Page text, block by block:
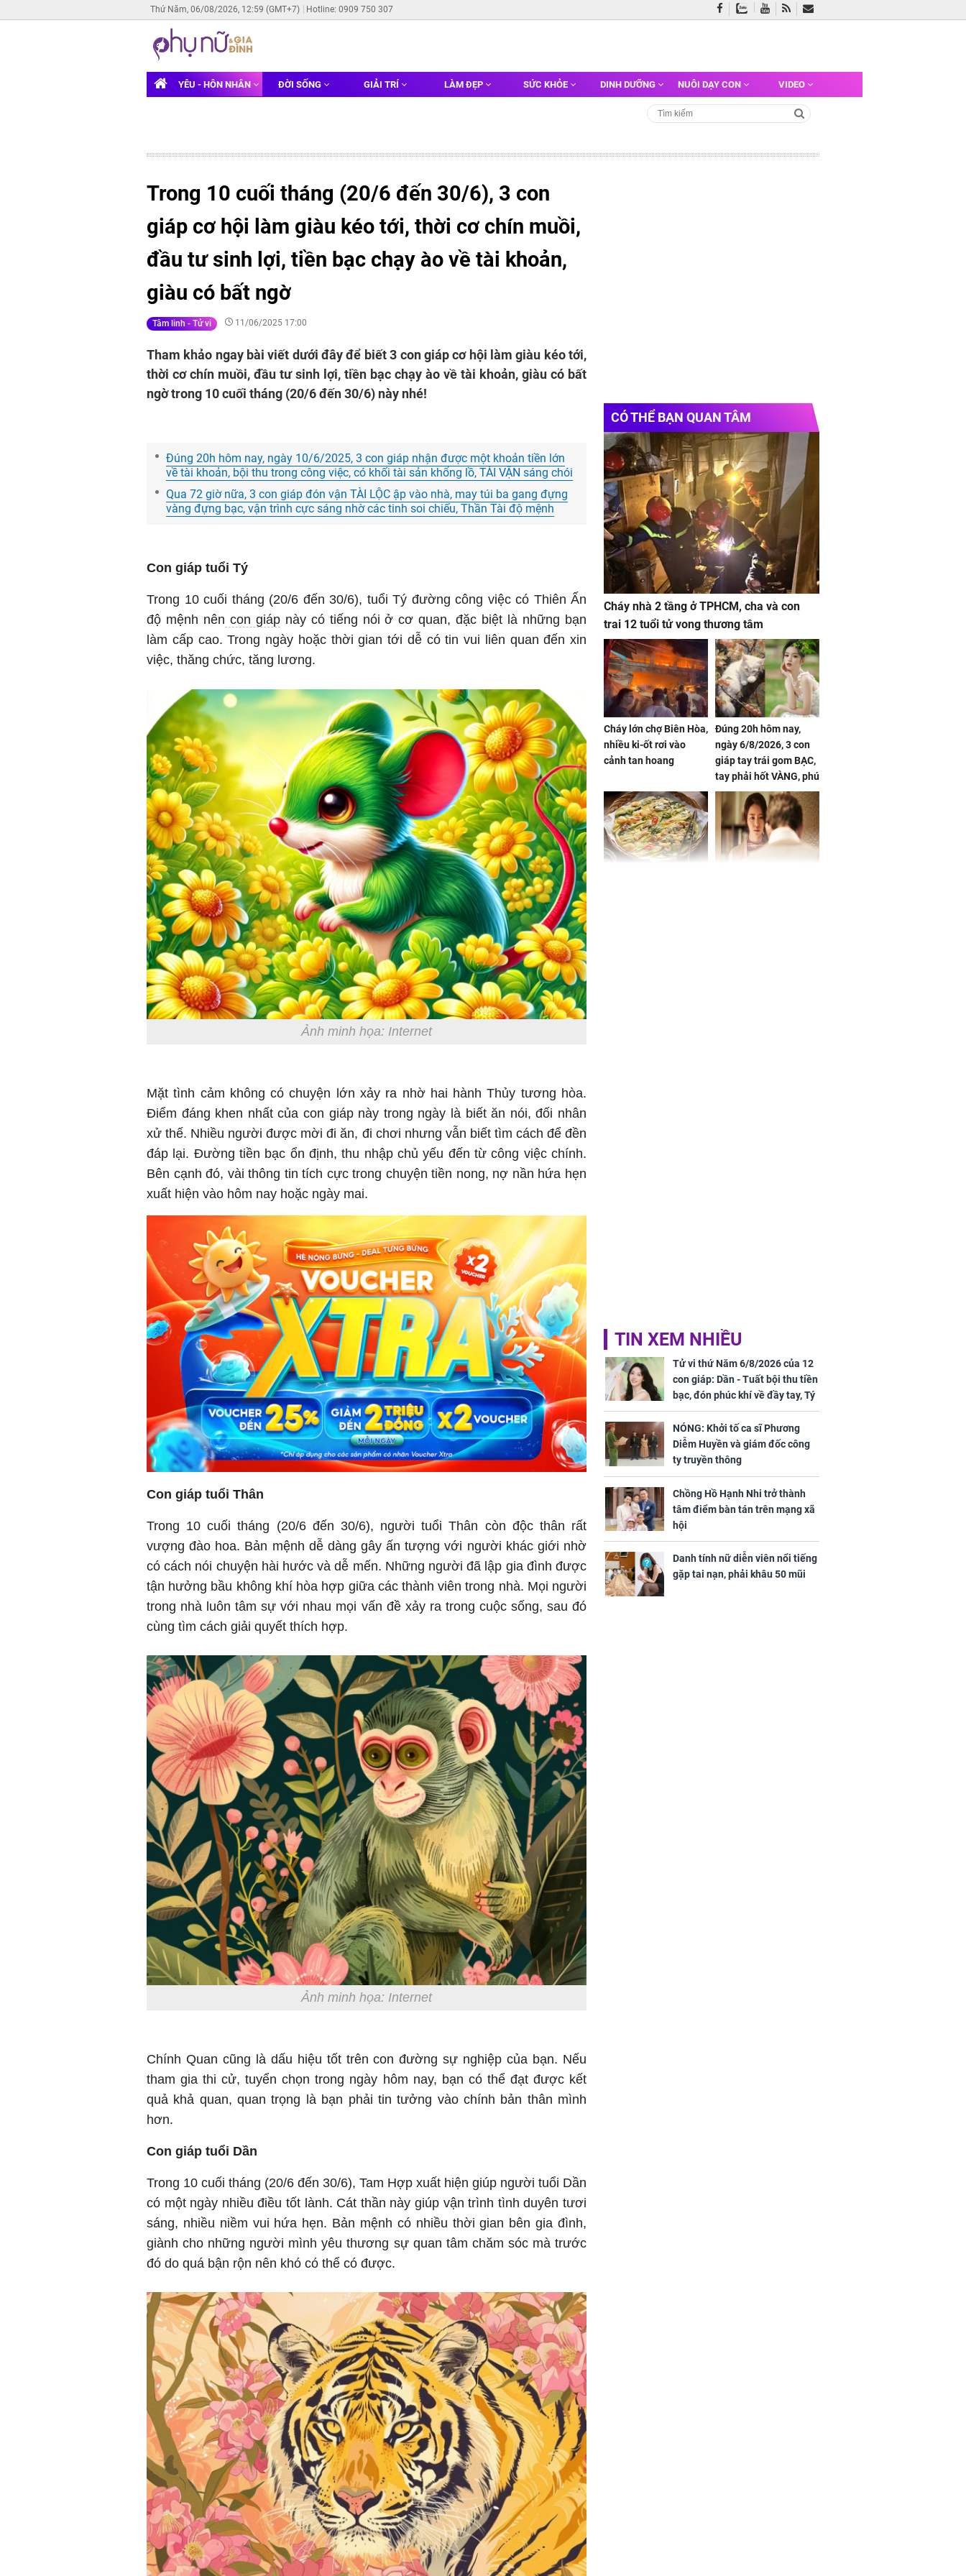
Thứ Năm, 06/08/2026, 12:59 (GMT+7) Hotline: 0909 750 307
YÊU - HÔN NHÂN ĐỜI SỐNG GIẢI TRÍ LÀM ĐẸP SỨC KHỎE DINH DƯỠNG NUÔI DẠY CON VIDEO
Trong 10 cuối tháng (20/6 đến 30/6), 3 con
giáp cơ hội làm giàu kéo tới, thời cơ chín muồi,
đầu tư sinh lợi, tiền bạc chạy ào về tài khoản,
giàu có bất ngờ
Tâm linh - Tử vi 11/06/2025 17:00
Tham khảo ngay bài viết dưới đây để biết 3 con giáp cơ hội làm giàu kéo tới,
thời cơ chín muồi, đầu tư sinh lợi, tiền bạc chạy ào về tài khoản, giàu có bất
ngờ trong 10 cuối tháng (20/6 đến 30/6) này nhé!
Đúng 20h hôm nay, ngày 10/6/2025, 3 con giáp nhận được một khoản tiền lớn
về tài khoản, bội thu trong công việc, có khối tài sản khổng lồ, TÀI VẬN sáng chói
Qua 72 giờ nữa, 3 con giáp đón vận TÀI LỘC ập vào nhà, may túi ba gang đựng
vàng đựng bạc, vận trình cực sáng nhờ các tinh soi chiếu, Thần Tài độ mệnh
Con giáp tuổi Tý
Trong 10 cuối tháng (20/6 đến 30/6), tuổi Tý đường công việc có Thiên Ấn
độ mệnh nên con giápnày có tiếng nói ở cơ quan, đặc biệt là những bạn
làm cấp cao. Trong ngày hoặc thời gian tới dễ có tin vui liên quan đến xin
việc, thăng chức, tăng lương.
Ảnh minh họa: Internet
Mặt tình cảm không có chuyện lớn xảy ra nhờ hai hành Thủy tương hòa.
Điểm đáng khen nhất của con giáp này trong ngày là biết ăn nói, đối nhân
xử thế. Nhiều người được mời đi ăn, đi chơi nhưng vẫn biết tìm cách để đền
đáp lại. Đường tiền bạc ổn định, thu nhập chủ yếu đến từ công việc chính.
Bên cạnh đó, vài thông tin tích cực trong chuyện tiền nong, nợ nần hứa hẹn
xuất hiện vào hôm nay hoặc ngày mai.
Con giáp tuổi Thân
Trong 10 cuối tháng (20/6 đến 30/6), người tuổi Thân còn độc thân rất
vượng đào hoa. Bản mệnh dễ dàng gây ấn tượng với người khác giới nhờ
có cách nói chuyện hài hước và dễ mến. Những người đã lập gia đình được
tận hưởng bầu không khí hòa hợp giữa các thành viên trong nhà. Mọi người
trong nhà luôn tâm sự với nhau mọi vấn đề xảy ra trong cuộc sống, sau đó
cùng tìm cách giải quyết thích hợp.
Ảnh minh họa: Internet
Chính Quan cũng là dấu hiệu tốt trên con đường sự nghiệp của bạn. Nếu
tham gia thi cử, tuyển chọn trong ngày hôm nay, bạn có thể đạt được kết
quả khả quan, quan trọng là bạn phải tin tưởng vào chính bản thân mình
hơn.
Con giáp tuổi Dần
Trong 10 cuối tháng (20/6 đến 30/6), Tam Hợp xuất hiện giúp người tuổi Dần
có một ngày nhiều điều tốt lành. Cát thần này giúp vận trình tình duyên tươi
sáng, nhiều niềm vui hứa hẹn. Bản mệnh có nhiều thời gian bên gia đình,
giành cho những người mình yêu thương sự quan tâm chăm sóc mà trước
đó do quá bận rộn nên khó có thể có được.
CÓ THỂ BẠN QUAN TÂM
Cháy nhà 2 tầng ở TPHCM, cha và con
trai 12 tuổi tử vong thương tâm
Cháy lớn chợ Biên Hòa,
nhiều ki-ốt rơi vào
cảnh tan hoang
Đúng 20h hôm nay,
ngày 6/8/2026, 3 con
giáp tay trái gom BẠC,
tay phải hốt VÀNG, phú
quý ngập nhà, của cải
chất đầy kho
TIN XEM NHIỀU
Tử vi thứ Năm 6/8/2026 của 12
con giáp: Dần - Tuất bội thu tiền
bạc, đón phúc khí về đầy tay, Tý
- Mão công việc khó khăn, tiền
bạc đội nón ra đi
NÓNG: Khởi tố ca sĩ Phương
Diễm Huyền và giám đốc công
ty truyền thông
Chồng Hồ Hạnh Nhi trở thành
tâm điểm bàn tán trên mạng xã
hội
Danh tính nữ diễn viên nổi tiếng
gặp tai nạn, phải khâu 50 mũi